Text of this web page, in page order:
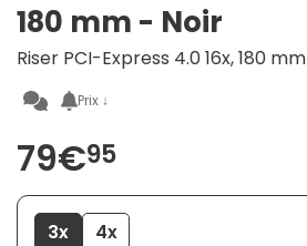
180 mm - Noir
Riser PCI-Express 4.0 16x, 180 mm
Prix ↓
79€95
3x
4x